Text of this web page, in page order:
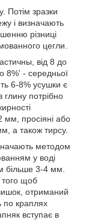
Потім зразки
і визначають
різниці
цегли.
від 8 до
8%' - середньої
6-8% усушки є
потрібно
мм, просіяні або
а також тирсу.
методом
у воді
більше 3-4 мм.
того щоб
отриманий
по краплях
вступає в